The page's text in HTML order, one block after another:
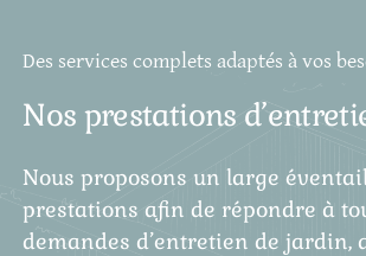
Des services complets adaptés à vos
Nos prestations
Nous proposons un large
prestations afin de répondre à
demandes d’entretien de jardin,